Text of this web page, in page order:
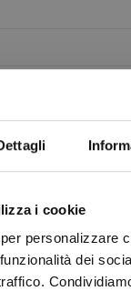
i cookie
personalizzare
dei
POUR
cherches ?
toi